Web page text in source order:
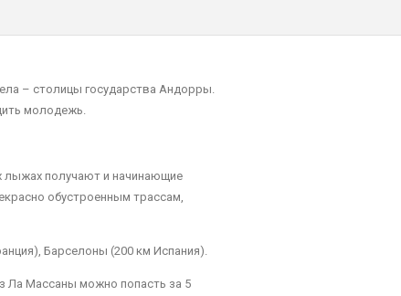
– столицы государства Андорры.
молодежь.
лыжах получают и начинающие
обустроенным трассам,
Барселоны (200 км Испания).
Ла Массаны можно попасть за 5